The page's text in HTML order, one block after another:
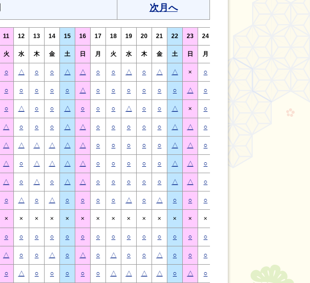
次月へ
11 12 13 14 15 16 17 18 19 20 21 22 23 24
火 水 木 金 土 日 月 火 水 木 金 土 日 月
○ △ ○ ○ △ △ ○ ○ △ ○ △ △ × ○
○ ○ ○ ○ ○ △ ○ ○ ○ ○ ○ ○ △ ○ ○
○ △ ○ ○ △ ○ ○ ○ △ ○ ○ △ × ○
△ ○ ○ ○ △ △ ○ ○ ○ ○ ○ △ △ ○
△ △ △ △ △ △ ○ ○ ○ ○ ○ △ △ ○
△ ○ △ △ △ △ ○ ○ ○ ○ ○ △ △ ○
△ ○ △ ○ △ △ ○ ○ ○ ○ ○ △ △ ○
○ △ ○ △ ○ ○ ○ ○ △ ○ △ ○ ○ ○
× × × × × × × × × × × × × ×
○ ○ ○ ○ ○ ○ ○ ○ ○ ○ ○ ○ ○ ○
△ ○ ○ △ ○ △ ○ △ ○ ○ △ ○ ○ ○
○ △ ○ ○ ○ ○ ○ △ △ △ △ ○ △ ○ △ △ ○